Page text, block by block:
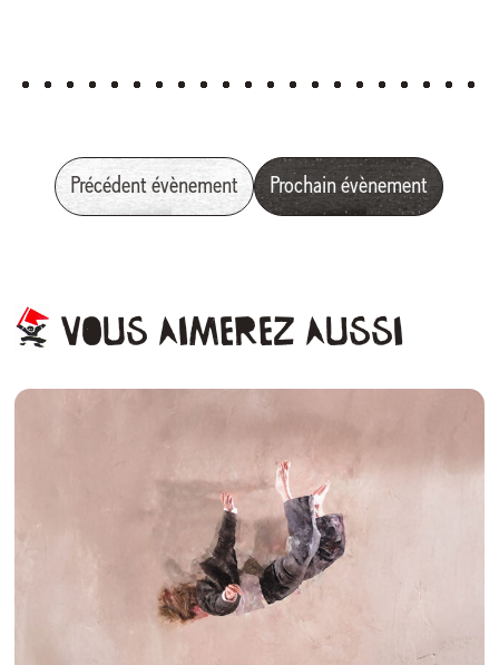
Précédent évènement Prochain évènement
Vous aimerez aussi